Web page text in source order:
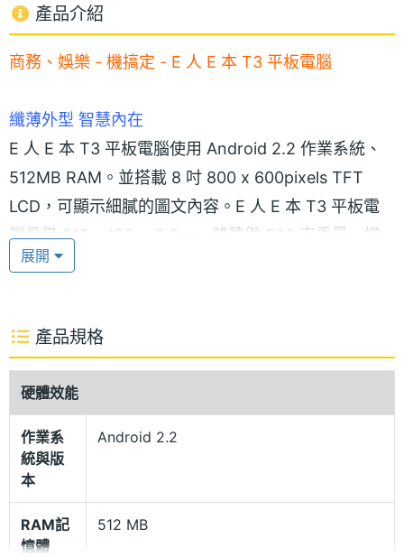
產品介紹
商務、娛樂 - 機搞定 - E 人 E 本 T3 平板電腦
纖薄外型 智慧內在
E 人 E 本 T3 平板電腦使用 Android 2.2 作業系統、
512MB RAM。並搭載 8 吋 800 x 600pixels TFT
LCD，可顯示細膩的圖文內容。E 人 E 本 T3 平板電
腦具備 210 x 150 x 9.9mm 體積與 530 克重量，提
供使用者最適當的攜帶與使用體驗。
E 人 E 本 T3 平板電腦可透過 3G、Wi-Fi 等多樣化的
成。E 人 E 本 T3 平板電腦具備 8 吋 800 x 600pixels
TFT LCD，能提供使用者最舒適的瀏覽環境，並可使
E 本 T3 平板電腦變成個人行動幫手。
展開
產品規格
硬體效能
作業系
統與版
本
Android 2.2
RAM記
憶體
512 MB